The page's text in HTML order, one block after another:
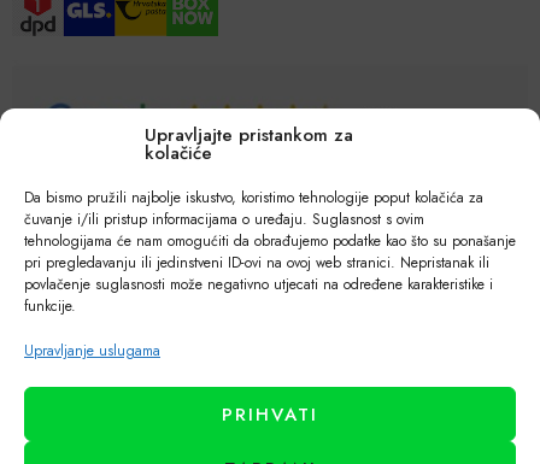
Upravljajte pristankom za
kolačiće
Da bismo pružili najbolje iskustvo, koristimo tehnologije poput kolačića za
čuvanje i/ili pristup informacijama o uređaju. Suglasnost s ovim
tehnologijama će nam omogućiti da obrađujemo podatke kao što su ponašanje
pri pregledavanju ili jedinstveni ID-ovi na ovoj web stranici. Nepristanak ili
povlačenje suglasnosti može negativno utjecati na određene karakteristike i
funkcije.
Upravljanje uslugama
PRIHVATI